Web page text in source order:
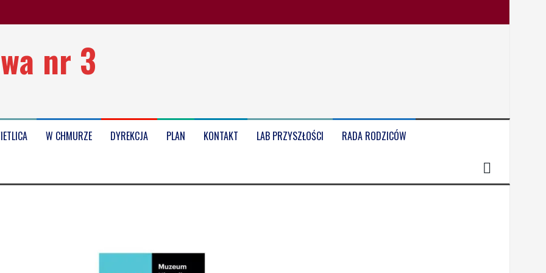
nr 3
W CHMURZE DYREKCJA PLAN KONTAKT LAB PRZYSZŁOŚCI RADA RODZICÓW